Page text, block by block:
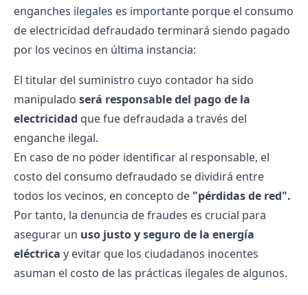
enganches ilegales es importante porque el consumo
de electricidad defraudado terminará siendo pagado
por los vecinos en última instancia:
El titular del suministro cuyo contador ha sido
manipulado será responsable del pago de la
electricidad que fue defraudada a través del
enganche ilegal.
En caso de no poder identificar al responsable, el
costo del consumo defraudado se dividirá entre
todos los vecinos, en concepto de "pérdidas de red".
Por tanto, la denuncia de fraudes es crucial para
asegurar un uso justo y seguro de la energía
eléctrica y evitar que los ciudadanos inocentes
asuman el costo de las prácticas ilegales de algunos.